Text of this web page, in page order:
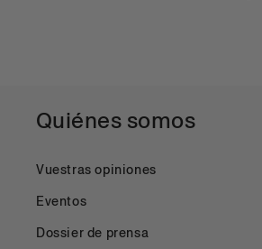
Quiénes somos
Vuestras opiniones
Eventos
Dossier de prensa